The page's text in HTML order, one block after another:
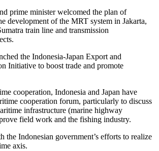
prime minister welcomed the plan of
development of the MRT system in Jakarta,
train line and transmission
the Indonesia-Japan Export and
Initiative to boost trade and promote
cooperation, Indonesia and Japan have
cooperation forum, particularly to discuss
infrastructure (marine highway
field work and the fishing industry.
the Indonesian government’s efforts to realize
axis.